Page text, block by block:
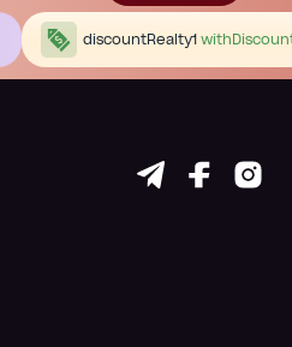
discountRealty1